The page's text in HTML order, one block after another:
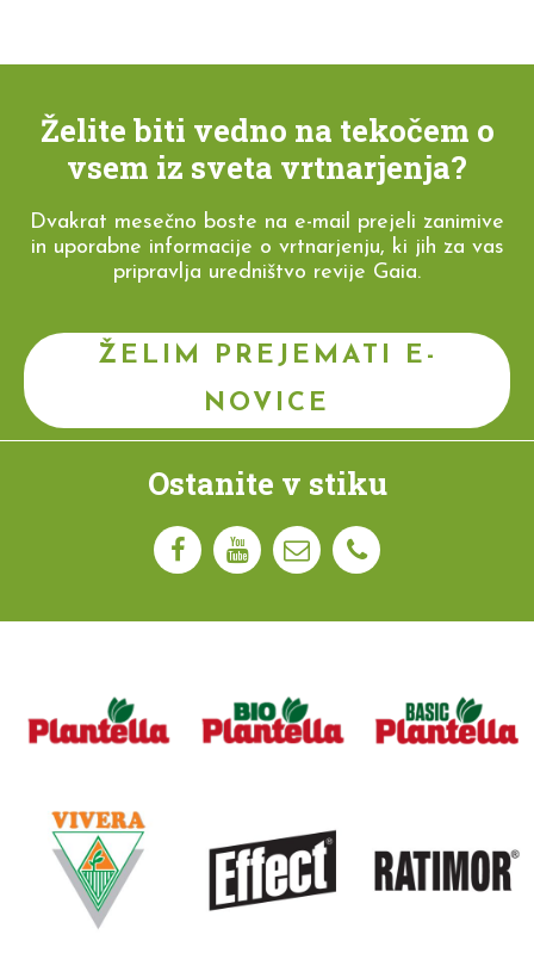
Želite biti vedno na tekočem o
vsem iz sveta vrtnarjenja?
Dvakrat mesečno boste na e-mail prejeli zanimive
in uporabne informacije o vrtnarjenju, ki jih za vas
pripravlja uredništvo revije Gaia.
ŽELIM PREJEMATI E-
NOVICE
Ostanite v stiku